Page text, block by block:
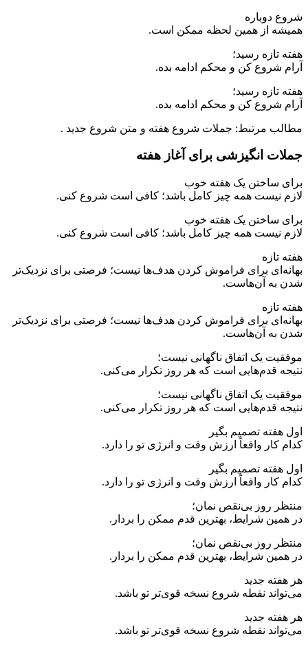
شروع دوباره
همیشه از همین لحظه ممکن است.
هفته تازه رسید؛
آرام شروع کن و محکم ادامه بده.
هفته تازه رسید؛
آرام شروع کن و محکم ادامه بده.
مطالب مرتبط: جملات شروع هفته و متن شروع جدید .
جملات انگیزشی برای آغاز هفته
برای ساختن یک هفته خوب
لازم نیست همه چیز کامل باشد؛ کافی است شروع کنی.
برای ساختن یک هفته خوب
لازم نیست همه چیز کامل باشد؛ کافی است شروع کنی.
هفته تازه
بهانه‌ای برای فراموش کردن هدف‌ها نیست؛ فرصتی برای نزدیک‌تر
شدن به آن‌هاست.
هفته تازه
بهانه‌ای برای فراموش کردن هدف‌ها نیست؛ فرصتی برای نزدیک‌تر
شدن به آن‌هاست.
موفقیت یک اتفاق ناگهانی نیست؛
نتیجه قدم‌هایی است که هر روز تکرار می‌کنی.
موفقیت یک اتفاق ناگهانی نیست؛
نتیجه قدم‌هایی است که هر روز تکرار می‌کنی.
اول هفته تصمیم بگیر
کدام کار واقعاً ارزش وقت و انرژی تو را دارد.
اول هفته تصمیم بگیر
کدام کار واقعاً ارزش وقت و انرژی تو را دارد.
منتظر روز بی‌نقص نمان؛
در همین شرایط، بهترین قدم ممکن را بردار.
منتظر روز بی‌نقص نمان؛
در همین شرایط، بهترین قدم ممکن را بردار.
هر هفته جدید
می‌تواند نقطه شروع نسخه قوی‌تر تو باشد.
هر هفته جدید
می‌تواند نقطه شروع نسخه قوی‌تر تو باشد.